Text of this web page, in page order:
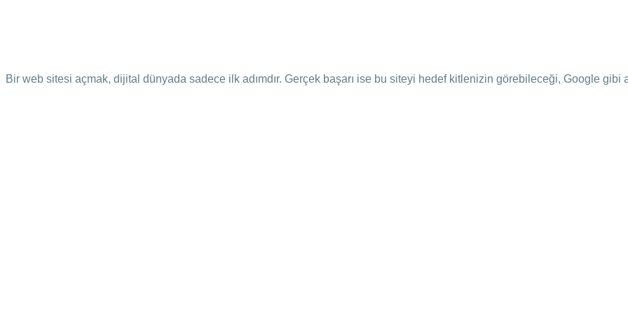
Bir web sitesi açmak, dijital dünyada sadece ilk adımdır. Gerçek başarı ise bu siteyi hedef kitlenizin görebileceği, Google gibi